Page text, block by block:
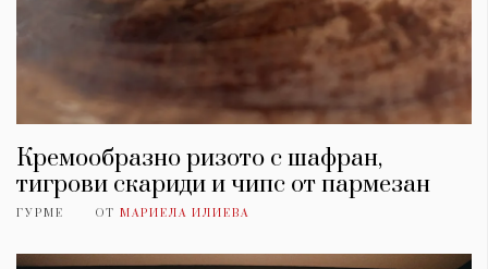
Кремообразно ризото с шафран,
тигрови скариди и чипс от пармезан
ГУРМЕ ОТ МАРИЕЛА ИЛИЕВА